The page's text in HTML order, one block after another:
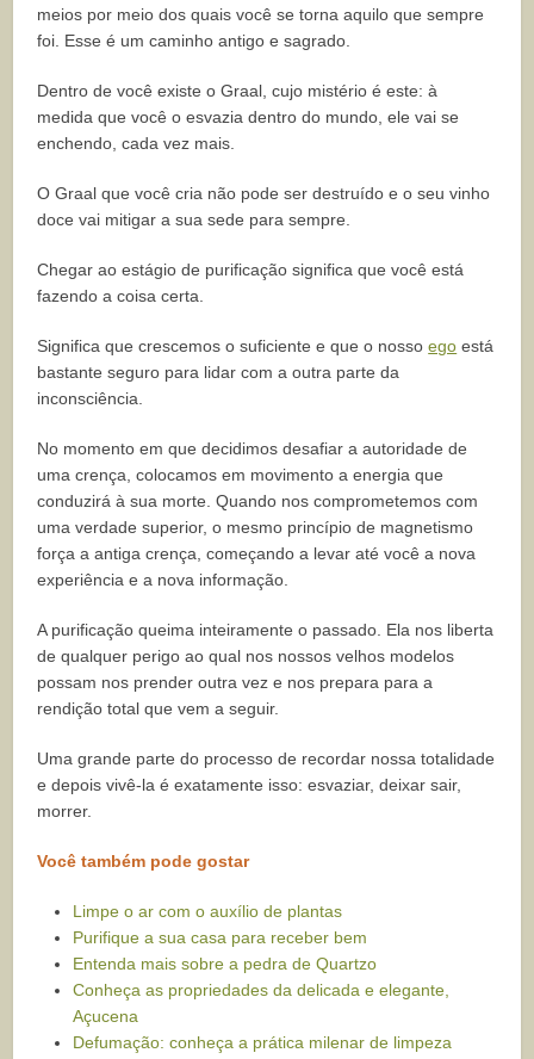
meios por meio dos quais você se torna aquilo que sempre
foi. Esse é um caminho antigo e sagrado.
Dentro de você existe o Graal, cujo mistério é este: à
medida que você o esvazia dentro do mundo, ele vai se
enchendo, cada vez mais.
O Graal que você cria não pode ser destruído e o seu vinho
doce vai mitigar a sua sede para sempre.
Chegar ao estágio de purificação significa que você está
fazendo a coisa certa.
Significa que crescemos o suficiente e que o nossoego está
bastante seguro para lidar com a outra parte da
inconsciência.
No momento em que decidimos desafiar a autoridade de
uma crença, colocamos em movimento a energia que
conduzirá à sua morte. Quando nos comprometemos com
uma verdade superior, o mesmo princípio de magnetismo
força a antiga crença, começando a levar até você a nova
experiência e a nova informação.
A purificação queima inteiramente o passado. Ela nos liberta
de qualquer perigo ao qual nos nossos velhos modelos
possam nos prender outra vez e nos prepara para a
rendição total que vem a seguir.
Uma grande parte do processo de recordar nossa totalidade
e depois vivê-la é exatamente isso: esvaziar, deixar sair,
morrer.
Você também pode gostar
Limpe o ar com o auxílio de plantas
Purifique a sua casa para receber bem
Entenda mais sobre a pedra de Quartzo
Conheça as propriedades da delicada e elegante,
Açucena
Defumação: conheça a prática milenar de limpeza